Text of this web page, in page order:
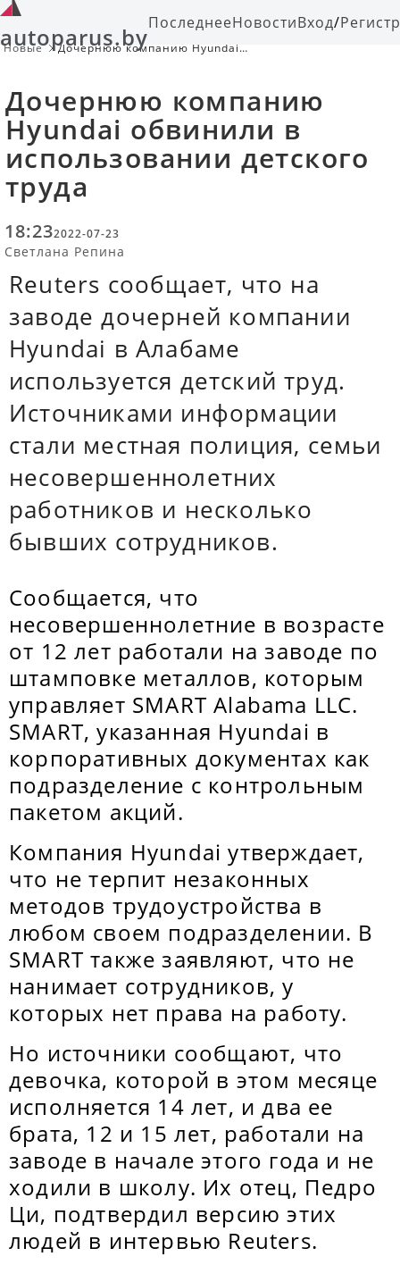
autoparus.byПоследнееНовостиВход/
Новые
Дочернюю компанию Hyundai
Дочернюю компанию
Hyundai обвинили в
использовании детского
труда
18:232022-07-23
Светлана Репина
Reuters сообщает, что на
заводе дочерней компании
Hyundai в Алабаме
используется детский труд.
Источниками информации
стали местная полиция, семьи
несовершеннолетних
работников и несколько
бывших сотрудников.
Сообщается, что
несовершеннолетние в возрасте
от 12 лет работали на заводе по
штамповке металлов, которым
управляет SMART Alabama LLC.
SMART, указанная Hyundai в
корпоративных документах как
подразделение с контрольным
пакетом акций.
Компания Hyundai утверждает,
что не терпит незаконных
методов трудоустройства в
любом своем подразделении. В
SMART также заявляют, что не
нанимает сотрудников, у
которых нет права на работу.
Но источники сообщают, что
девочка, которой в этом месяце
исполняется 14 лет, и два ее
брата, 12 и 15 лет, работали на
заводе в начале этого года и не
ходили в школу. Их отец, Педро
Ци, подтвердил версию этих
людей в интервью Reuters.